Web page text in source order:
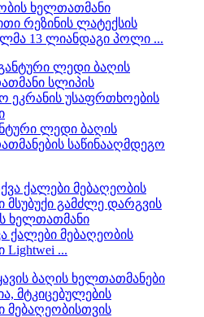
რეზინის ლატექსის
13 ლიანდაგი პოლი ...
ლედი ბაღის
საწინააღმდეგო
ქალები მებაღეობის
Lightwei ...